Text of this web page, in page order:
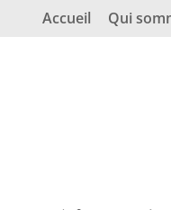
Accueil Qui